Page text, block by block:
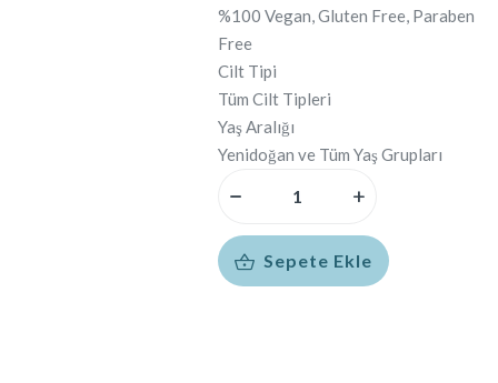
%100 Vegan, Gluten Free, Paraben
Free
Cilt Tipi
Tüm Cilt Tipleri
Yaş Aralığı
Yenidoğan ve Tüm Yaş Grupları
Sepete Ekle